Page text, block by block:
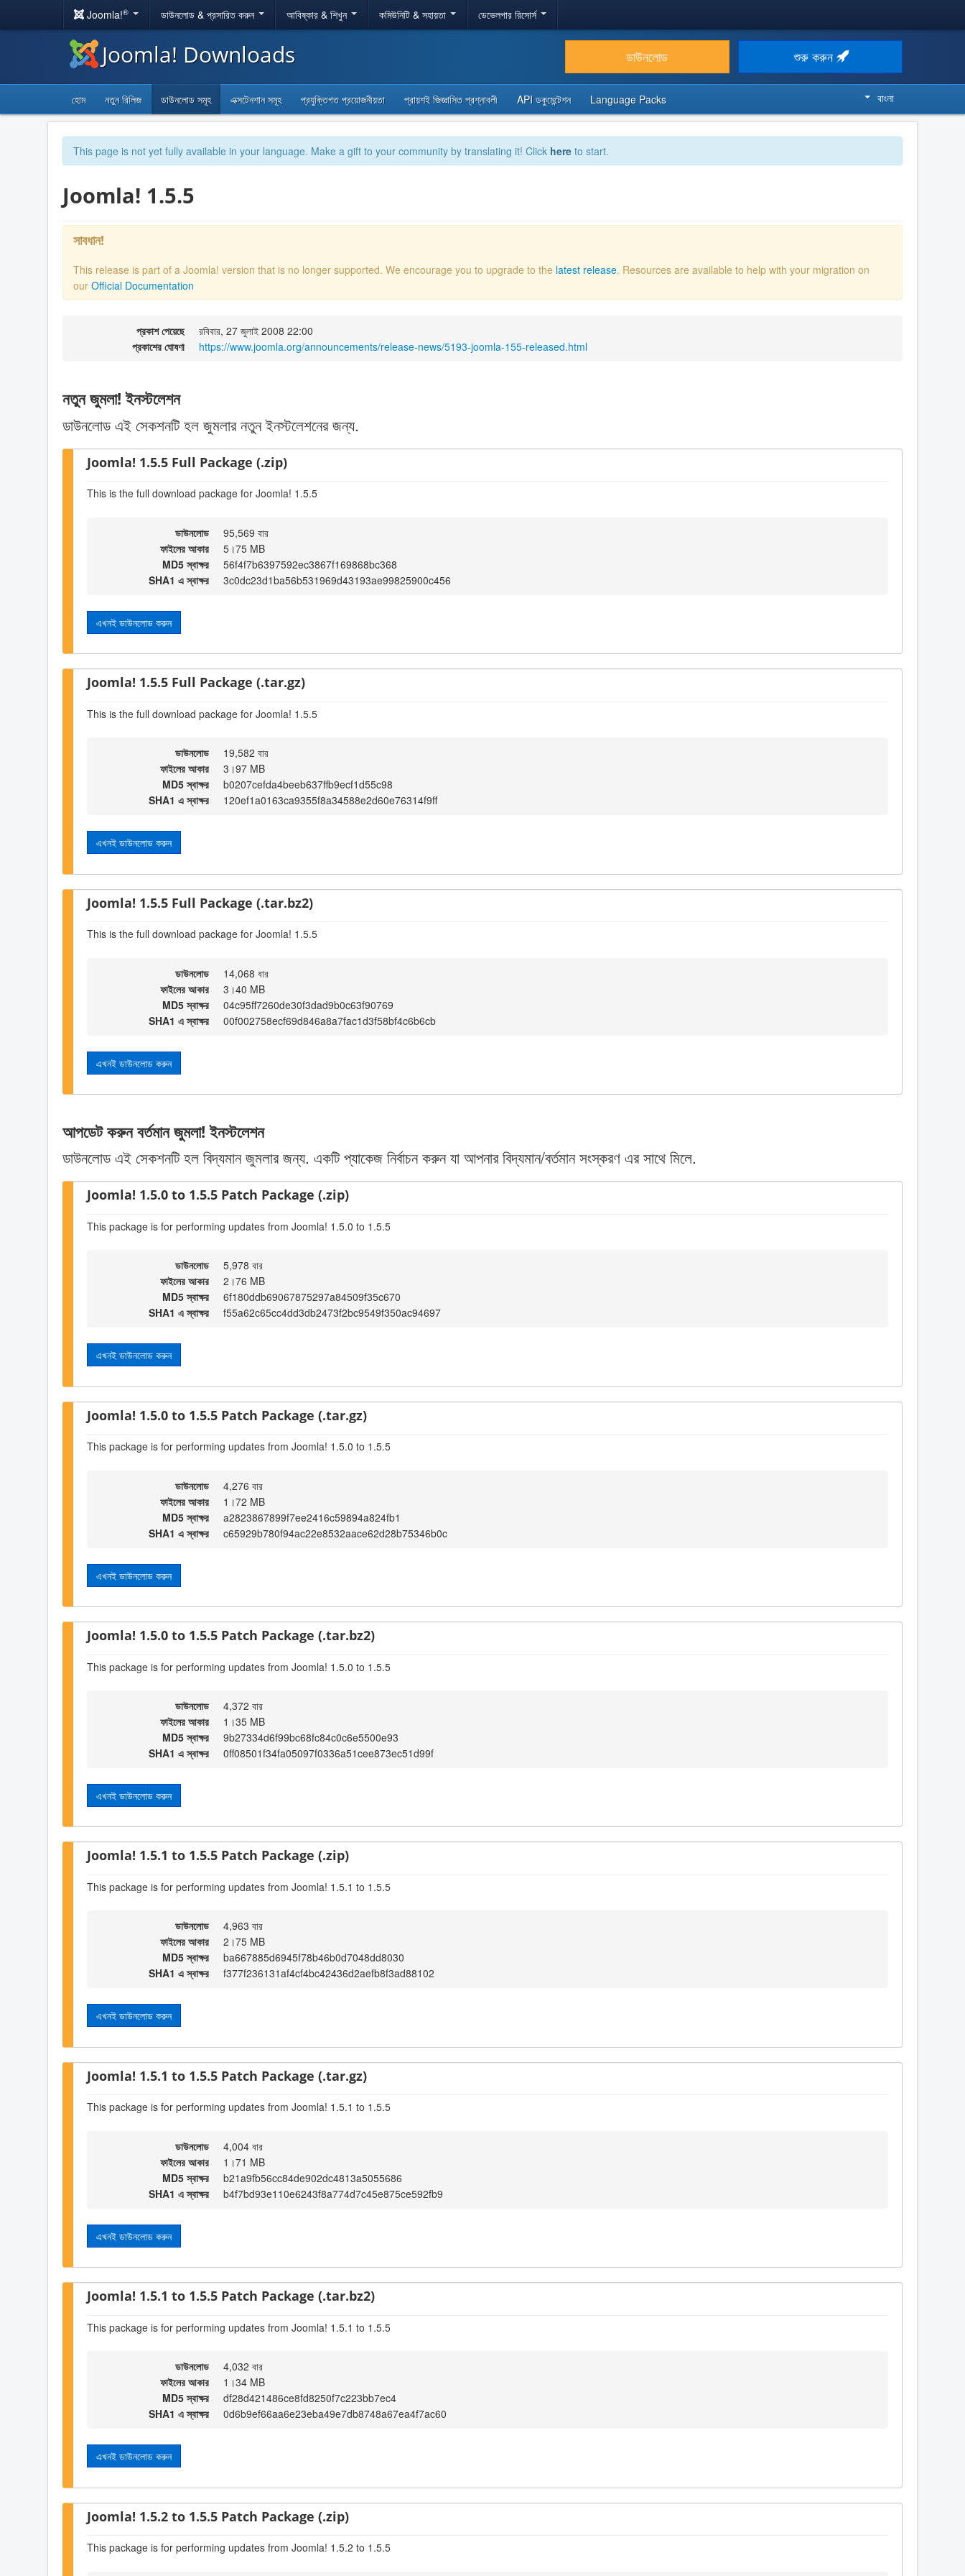
Joomla!® ডাউনলোড & প্রসারিত করুন আবিষ্কার & শিখুন কমিউনিটি & সহায়তা ডেভেলপার রিসোর্স
Joomla! Downloads ডাউনলোড শুরু করুন
হোম নতুন রিলিজ ডাউনলোড সমূহ এক্সটেনশান সমূহ প্রযুক্তিগত প্রয়োজনীয়তা প্রায়শই জিজ্ঞাসিত প্রশ্নাবলী API ডকুমেন্টেশন Language Packs বাংলা
This page is not yet fully available in your language. Make a gift to your community by translating it! Click here to start.
Joomla! 1.5.5
সাবধান!
This release is part of a Joomla! version that is no longer supported. We encourage you to upgrade to the latest release. Resources are available to help with your migration on
our Official Documentation
প্রকাশ পেয়েছে
রবিবার, 27 জুলাই 2008 22:00
প্রকাশের ঘোষণা
https://www.joomla.org/announcements/release-news/5193-joomla-155-released.html
নতুন জুমলা! ইনস্টলেশন
ডাউনলোড এই সেকশনটি হল জুমলার নতুন ইনস্টলেশনের জন্য.
Joomla! 1.5.5 Full Package (.zip)
This is the full download package for Joomla! 1.5.5
ডাউনলোড
95,569 বার
ফাইলের আকার
5।75 MB
MD5 স্বাক্ষর
56f4f7b6397592ec3867f169868bc368
SHA1 এ স্বাক্ষর
3c0dc23d1ba56b531969d43193ae99825900c456
এখনই ডাউনলোড করুন
Joomla! 1.5.5 Full Package (.tar.gz)
This is the full download package for Joomla! 1.5.5
ডাউনলোড
19,582 বার
ফাইলের আকার
3।97 MB
MD5 স্বাক্ষর
b0207cefda4beeb637ffb9ecf1d55c98
SHA1 এ স্বাক্ষর
120ef1a0163ca9355f8a34588e2d60e76314f9ff
এখনই ডাউনলোড করুন
Joomla! 1.5.5 Full Package (.tar.bz2)
This is the full download package for Joomla! 1.5.5
ডাউনলোড
14,068 বার
ফাইলের আকার
3।40 MB
MD5 স্বাক্ষর
04c95ff7260de30f3dad9b0c63f90769
SHA1 এ স্বাক্ষর
00f002758ecf69d846a8a7fac1d3f58bf4c6b6cb
এখনই ডাউনলোড করুন
আপডেট করুন বর্তমান জুমলা! ইনস্টলেশন
ডাউনলোড এই সেকশনটি হল বিদ্যমান জুমলার জন্য. একটি প্যাকেজ নির্বাচন করুন যা আপনার বিদ্যমান/বর্তমান সংস্করণ এর সাথে মিলে.
Joomla! 1.5.0 to 1.5.5 Patch Package (.zip)
This package is for performing updates from Joomla! 1.5.0 to 1.5.5
ডাউনলোড
5,978 বার
ফাইলের আকার
2।76 MB
MD5 স্বাক্ষর
6f180ddb69067875297a84509f35c670
SHA1 এ স্বাক্ষর
f55a62c65cc4dd3db2473f2bc9549f350ac94697
এখনই ডাউনলোড করুন
Joomla! 1.5.0 to 1.5.5 Patch Package (.tar.gz)
This package is for performing updates from Joomla! 1.5.0 to 1.5.5
ডাউনলোড
4,276 বার
ফাইলের আকার
1।72 MB
MD5 স্বাক্ষর
a2823867899f7ee2416c59894a824fb1
SHA1 এ স্বাক্ষর
c65929b780f94ac22e8532aace62d28b75346b0c
এখনই ডাউনলোড করুন
Joomla! 1.5.0 to 1.5.5 Patch Package (.tar.bz2)
This package is for performing updates from Joomla! 1.5.0 to 1.5.5
ডাউনলোড
4,372 বার
ফাইলের আকার
1।35 MB
MD5 স্বাক্ষর
9b27334d6f99bc68fc84c0c6e5500e93
SHA1 এ স্বাক্ষর
0ff08501f34fa05097f0336a51cee873ec51d99f
এখনই ডাউনলোড করুন
Joomla! 1.5.1 to 1.5.5 Patch Package (.zip)
This package is for performing updates from Joomla! 1.5.1 to 1.5.5
ডাউনলোড
4,963 বার
ফাইলের আকার
2।75 MB
MD5 স্বাক্ষর
ba667885d6945f78b46b0d7048dd8030
SHA1 এ স্বাক্ষর
f377f236131af4cf4bc42436d2aefb8f3ad88102
এখনই ডাউনলোড করুন
Joomla! 1.5.1 to 1.5.5 Patch Package (.tar.gz)
This package is for performing updates from Joomla! 1.5.1 to 1.5.5
ডাউনলোড
4,004 বার
ফাইলের আকার
1।71 MB
MD5 স্বাক্ষর
b21a9fb56cc84de902dc4813a5055686
SHA1 এ স্বাক্ষর
b4f7bd93e110e6243f8a774d7c45e875ce592fb9
এখনই ডাউনলোড করুন
Joomla! 1.5.1 to 1.5.5 Patch Package (.tar.bz2)
This package is for performing updates from Joomla! 1.5.1 to 1.5.5
ডাউনলোড
4,032 বার
ফাইলের আকার
1।34 MB
MD5 স্বাক্ষর
df28d421486ce8fd8250f7c223bb7ec4
SHA1 এ স্বাক্ষর
0d6b9ef66aa6e23eba49e7db8748a67ea4f7ac60
এখনই ডাউনলোড করুন
Joomla! 1.5.2 to 1.5.5 Patch Package (.zip)
This package is for performing updates from Joomla! 1.5.2 to 1.5.5